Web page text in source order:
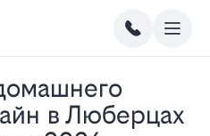
в Люберцах